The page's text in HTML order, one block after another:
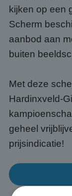
kijken op een
Scherm
aanbod aan
buiten
Met deze
Hardinxveld-
geheel
prijsindicatie!